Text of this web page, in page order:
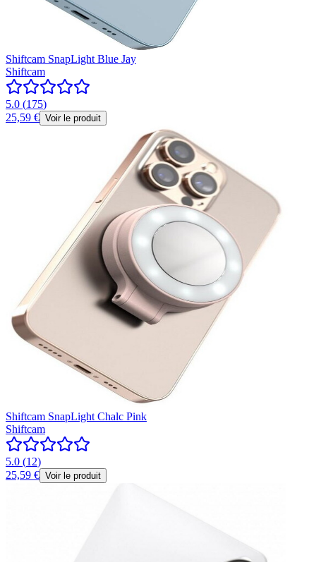
Shiftcam SnapLight Blue Jay
Shiftcam
5.0 (175)
25,59 € Voir le produit
Shiftcam SnapLight Chalc Pink
Shiftcam
5.0 (12)
25,59 € Voir le produit